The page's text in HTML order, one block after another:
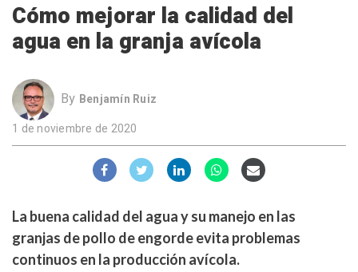
Cómo mejorar la calidad del
agua en la granja avícola
By Benjamín Ruiz
1 de noviembre de 2020
La buena calidad del agua y su manejo en las
granjas de pollo de engorde evita problemas
continuos en la producción avícola.